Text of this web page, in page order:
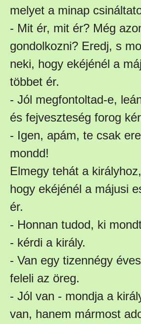
melyet a minap
- Mit ér, mit ér? Még
gondolkozni? Eredj, s
neki, hogy ekéjénél a
többet ér.
- Jól megfontoltad-e,
és fejveszteség forog
- Igen, apám, te csak
mondd!
Elmegy tehát a
hogy ekéjénél a májusi
ér.
- Honnan tudod, ki
- kérdi a király.
- Van egy tizennégy
feleli az öreg.
- Jól van - mondja a
van, hanem mármost